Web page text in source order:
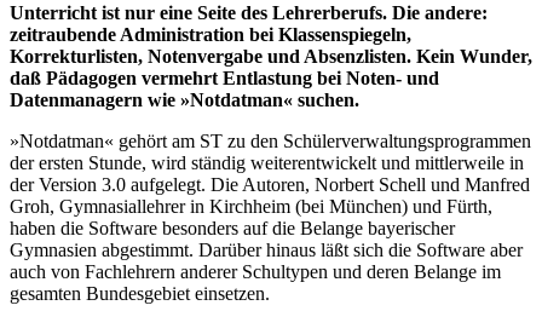
Unterricht ist nur eine Seite des Lehrerberufs. Die andere:
zeitraubende Administration bei Klassenspiegeln,
Korrekturlisten, Notenvergabe und Absenzlisten. Kein Wunder,
daß Pädagogen vermehrt Entlastung bei Noten- und
Datenmanagern wie »Notdatman« suchen.
»Notdatman« gehört am ST zu den Schülerverwaltungsprogrammen
der ersten Stunde, wird ständig weiterentwickelt und mittlerweile in
der Version 3.0 aufgelegt. Die Autoren, Norbert Schell und Manfred
Groh, Gymnasiallehrer in Kirchheim (bei München) und Fürth,
haben die Software besonders auf die Belange bayerischer
Gymnasien abgestimmt. Darüber hinaus läßt sich die Software aber
auch von Fachlehrern anderer Schultypen und deren Belange im
gesamten Bundesgebiet einsetzen.